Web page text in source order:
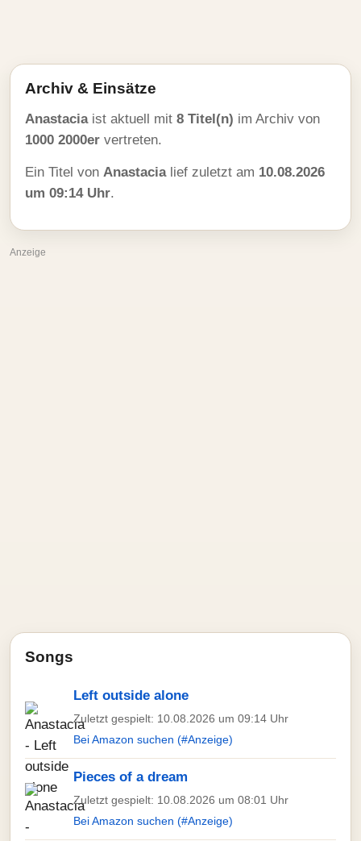
Archiv & Einsätze
Anastaciaist aktuell mit 8 Titel(n) im Archiv von
1000 2000er vertreten.
Ein Titel von Anastacialief zuletzt am 10.08.2026
um 09:14 Uhr.
Anzeige
Songs
Left outside alone
Zuletzt gespielt: 10.08.2026 um 09:14 Uhr
Bei Amazon suchen (#Anzeige)
Pieces of a dream
Zuletzt gespielt: 10.08.2026 um 08:01 Uhr
Bei Amazon suchen (#Anzeige)